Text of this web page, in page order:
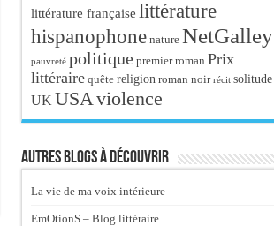
littérature française littérature
hispanophone nature NetGalley
pauvreté politique premier roman Prix
littéraire quête religion roman noir récit solitude
UK USA violence
Autres blogs à découvrir
La vie de ma voix intérieure
EmOtionS – Blog littéraire